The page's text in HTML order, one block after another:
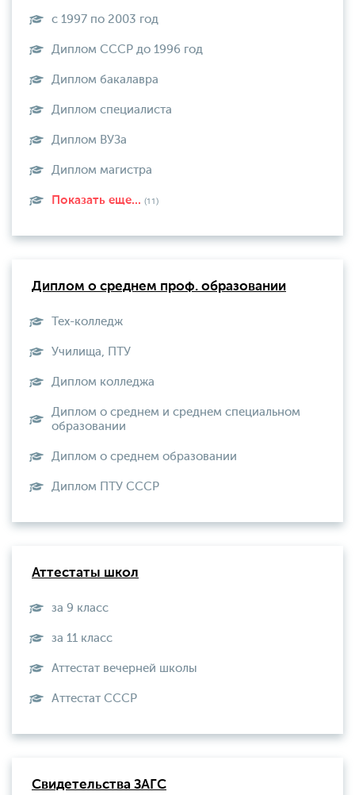
с 1997 по 2003 год
Диплом СССР до 1996 год
Диплом бакалавра
Диплом специалиста
Диплом ВУЗа
Диплом магистра
Показать еще... (11)
Диплом о среднем проф. образовании
Тех-колледж
Училища, ПТУ
Диплом колледжа
Диплом о среднем и среднем специальном
образовании
Диплом о среднем образовании
Диплом ПТУ СССР
Аттестаты школ
за 9 класс
за 11 класс
Аттестат вечерней школы
Aттестат СССР
Свидетельства ЗАГС